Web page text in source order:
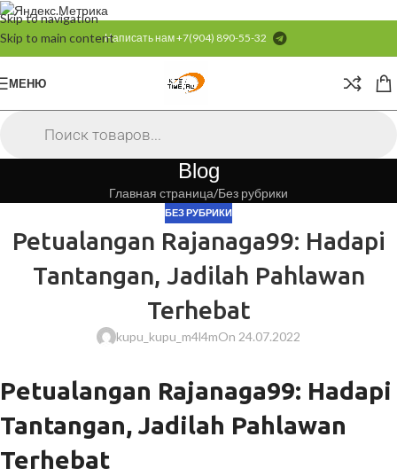
Skip to navigation
Skip to main contentНаписать нам+7(904) 890-55-32
МЕНЮ
Blog
Главная страница Без рубрики
БЕЗ РУБРИКИ
Petualangan Rajanaga99: Hadapi
Tantangan, Jadilah Pahlawan
Terhebat
kupu_kupu_m4l4mOn 24.07.2022
Petualangan Rajanaga99: Hadapi
Tantangan, Jadilah Pahlawan
Terhebat